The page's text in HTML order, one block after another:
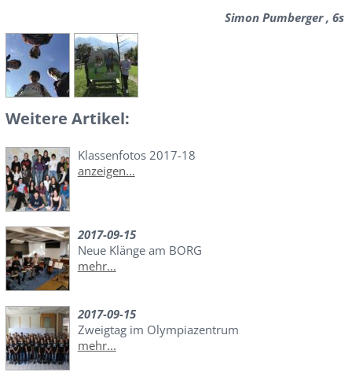
Simon Pumberger , 6s
Weitere Artikel:
Klassenfotos 2017-18
anzeigen...
2017-09-15
Neue Klänge am BORG
mehr...
2017-09-15
Zweigtag im Olympiazentrum
mehr...